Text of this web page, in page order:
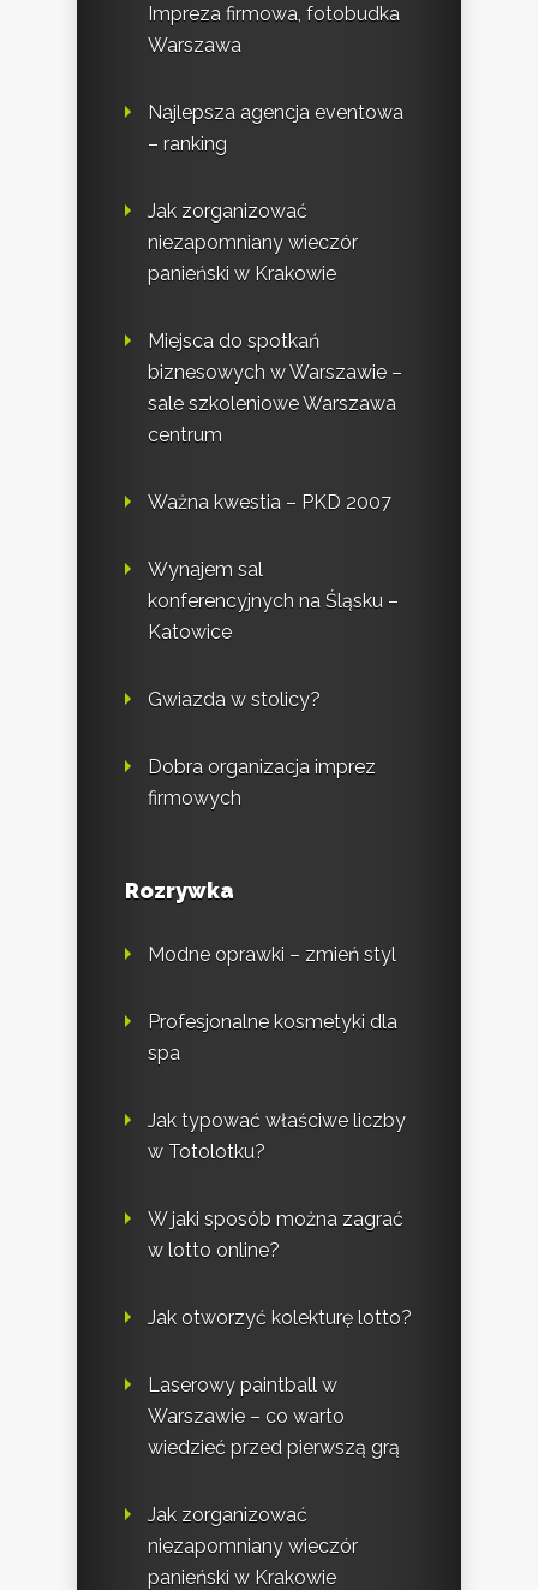
Impreza firmowa, fotobudka
Warszawa
Najlepsza agencja eventowa
– ranking
Jak zorganizować
niezapomniany wieczór
panieński w Krakowie
Miejsca do spotkań
biznesowych w Warszawie –
sale szkoleniowe Warszawa
centrum
Ważna kwestia – PKD 2007
Wynajem sal
konferencyjnych na Śląsku –
Katowice
Gwiazda w stolicy?
Dobra organizacja imprez
firmowych
Rozrywka
Modne oprawki – zmień styl
Profesjonalne kosmetyki dla
spa
Jak typować właściwe liczby
w Totolotku?
W jaki sposób można zagrać
w lotto online?
Jak otworzyć kolekturę lotto?
Laserowy paintball w
Warszawie – co warto
wiedzieć przed pierwszą grą
Jak zorganizować
niezapomniany wieczór
panieński w Krakowie